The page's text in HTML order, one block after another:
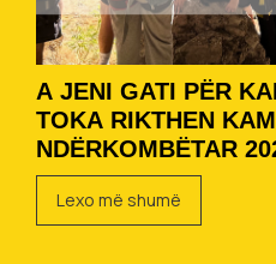
A JENI GATI PËR
TOKA RIKTHEN
NDËRKOMBËTAR
Lexo më shumë